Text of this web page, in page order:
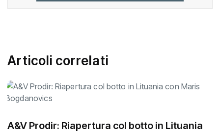
Articoli correlati
A&V Prodir: Riapertura col botto in Lituania